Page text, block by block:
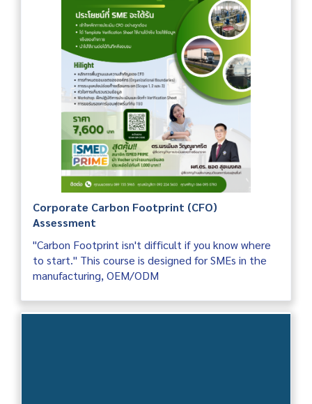
Corporate Carbon Footprint (CFO)
Assessment
"Carbon Footprint isn't difficult if you know where
to start." This course is designed for SMEs in the
manufacturing, OEM/ODM